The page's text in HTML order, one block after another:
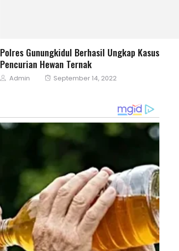
Polres Gunungkidul Berhasil Ungkap Kasus
Pencurian Hewan Ternak
Author
Admin
Posted
September 14, 2022